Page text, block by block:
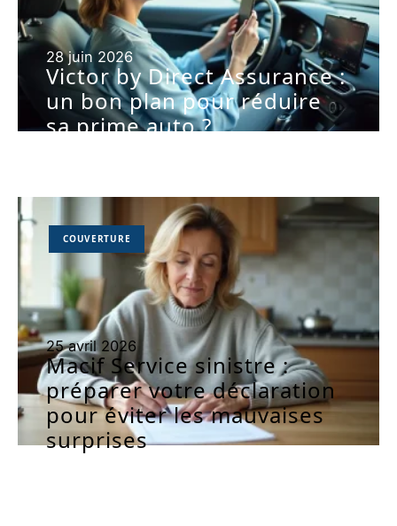
28 juin 2026
Victor by Direct Assurance :
un bon plan pour réduire
sa prime auto ?
COUVERTURE
25 avril 2026
Macif Service sinistre :
préparer votre déclaration
pour éviter les mauvaises
surprises